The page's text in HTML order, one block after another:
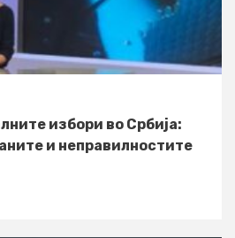
избори во Србија:
и неправилностите